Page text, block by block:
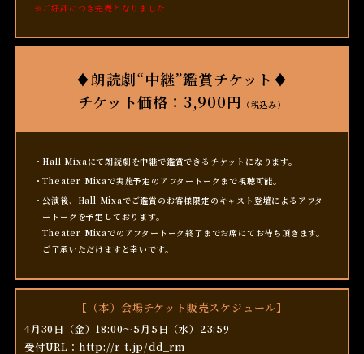
※ご好評につき完売となりました
♦朗読劇“中継”鑑賞チケット♦
チケット価格：3,900円 （税込み）
Hall Mixaにて朗読劇を中継で鑑賞できるチケットになります。
Theater Mixaで実施予定のアフタートークまで視聴可能。
公演後、Hall Mixaでご鑑賞のお客様限定のキャスト登壇によるアフタ
ートークを予定しております。
Theater Mixaでのアフタートーク終了までお席にてお待ち頂きます。
ご了承いただけますと幸いです。
【（本）会場チケット販売スケジュール】
4月30日（金）18:00～5月5日（水）23:59
受付URL： http://r-t.jp/dd_rm